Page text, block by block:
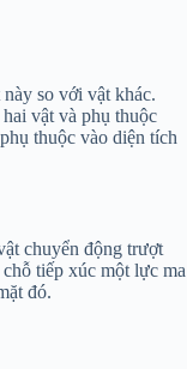
so với vật khác.
vật và phụ thuộc
thuộc vào diện tích
chuyển động trượt
tiếp xúc một lực ma
đó.